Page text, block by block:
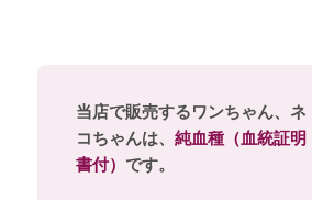
当店で販売するワンちゃん、ネ
コちゃんは、純血種（血統証明
書付）です。